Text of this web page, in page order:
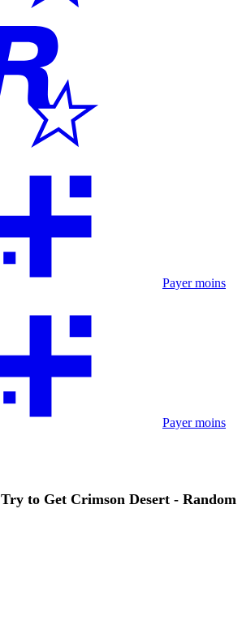
Payer moins
Payer moins
Try to Get Crimson Desert - Random